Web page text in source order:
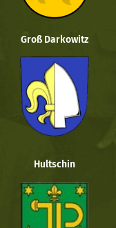
Groß Darkowitz
Hultschin